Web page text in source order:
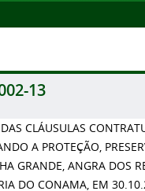
13
CLÁUSULAS
A PROTEÇÃO,
GRANDE, ANGRA DOS
DO CONAMA, EM